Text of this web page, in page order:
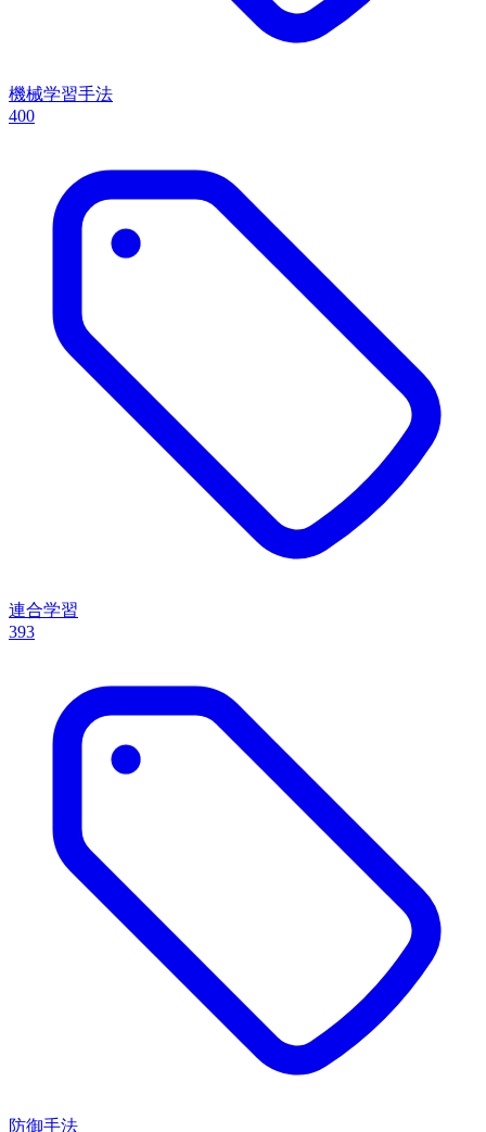
機械学習手法
400
連合学習
393
防御手法